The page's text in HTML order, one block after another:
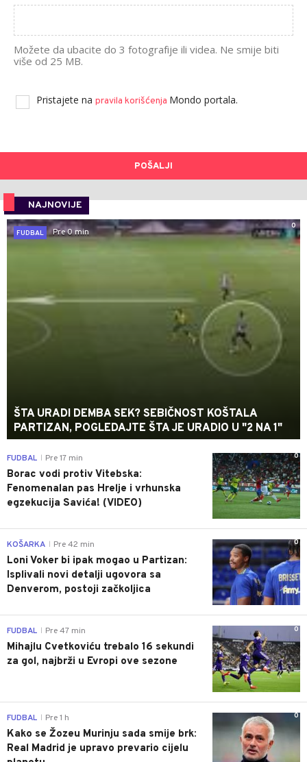
Možete da ubacite do 3 fotografije ili videa. Ne smije biti
više od 25 MB.
Pristajete na pravila korišćenja Mondo portala.
POŠALJI
NAJNOVIJE
0
FUDBAL
Pre 0 min
ŠTA URADI DEMBA SEK? SEBIČNOST KOŠTALA
PARTIZAN, POGLEDAJTE ŠTA JE URADIO U "2 NA 1"
0
FUDBAL Pre 17 min
Borac vodi protiv Vitebska:
Fenomenalan pas Hrelje i vrhunska
egzekucija Savića! (VIDEO)
0
KOŠARKA Pre 42 min
Loni Voker bi ipak mogao u Partizan:
Isplivali novi detalji ugovora sa
Denverom, postoji začkoljica
0
FUDBAL Pre 47 min
Mihajlu Cvetkoviću trebalo 16 sekundi
za gol, najbrži u Evropi ove sezone
0
FUDBAL Pre 1 h
Kako se Žozeu Murinju sada smije brk:
Real Madrid je upravo prevario cijelu